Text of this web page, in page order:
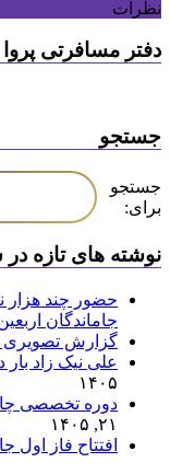
نظرات
دفتر مسافرتی پروا
جستجو
جستجو
برای:
نوشته های تازه
حضور چند هزار
جاماندگان
گزارش تصویری
علی نیک زاد
۱۴۰۵
دوره تخصصی
۲۱, ۱۴۰۵
افتتاح فاز اول